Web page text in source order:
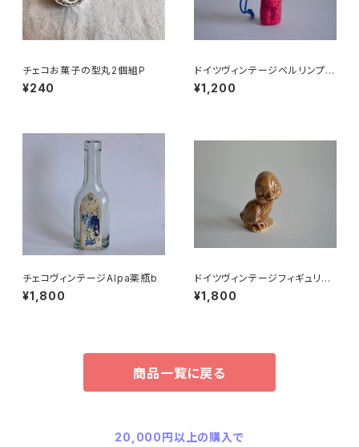
チェコお菓子の型丸2個組P
¥240
ドイツヴィンテージベルリンプラ
ベア赤A5
¥1,200
チェコヴィンテージAlpa薬瓶b
¥1,800
ドイツヴィンテージフィギュリン
ことり
¥1,800
商品一覧に戻る
20,000円以上の購入で